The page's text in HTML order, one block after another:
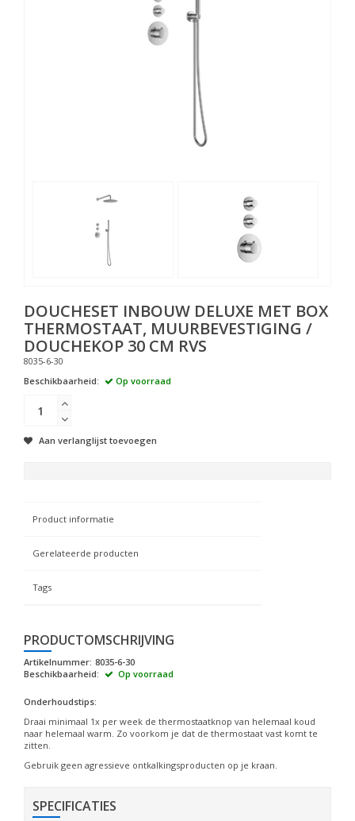
DOUCHESET INBOUW DELUXE MET BOX
THERMOSTAAT, MUURBEVESTIGING /
DOUCHEKOP 30 CM RVS
8035-6-30
Beschikbaarheid:
Op voorraad
Aan verlanglijst toevoegen
Product informatie
Gerelateerde producten
Tags
PRODUCTOMSCHRIJVING
Artikelnummer: 8035-6-30
Beschikbaarheid:
Op voorraad
Onderhoudstips:
Draai minimaal 1x per week de thermostaatknop van helemaal koud
naar helemaal warm. Zo voorkom je dat de thermostaat vast komt te
zitten.
Gebruik geen agressieve ontkalkingsproducten op je kraan.
SPECIFICATIES